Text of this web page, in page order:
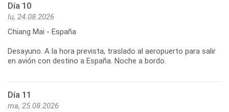
Día 10
lu, 24.08.2026
Chiang Mai - España
Desayuno. A la hora prevista, traslado al aeropuerto para salir
Día 11
ma, 25.08.2026